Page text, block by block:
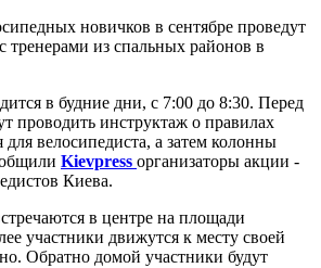
новичков в сентябре проведут
тренерами из спальных районов в
в будние дни, с 7:00 до 8:30. Перед
проводить инструктаж о правилах
велосипедиста, а затем колонны
Kievpress организаторы акции -
Киева.
в центре на площади
участники движутся к месту своей
Обратно домой участники будут